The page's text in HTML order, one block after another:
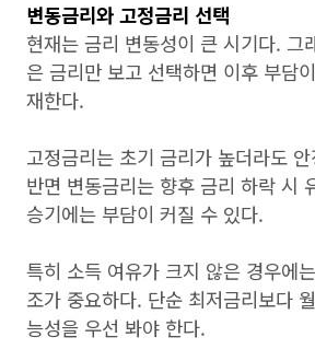
변동금리와 고정금리 선택
현재는 금리 변동성이 큰 시기다. 그
은 금리만 보고 선택하면 이후 부담
재한다.
고정금리는 초기 금리가 높더라도
반면 변동금리는 향후 금리 하락 시
승기에는 부담이 커질 수 있다.
특히 소득 여유가 크지 않은 경우에
조가 중요하다. 단순 최저금리보다
능성을 우선 봐야 한다.